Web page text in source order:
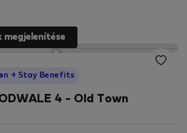
megjelenítése
+ Stay Benefits
4 - Old Town